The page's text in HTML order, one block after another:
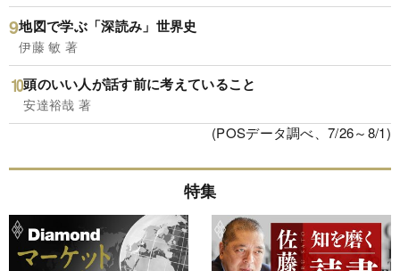
地図で学ぶ「深読み」世界史
伊藤 敏 著
頭のいい人が話す前に考えていること
安達裕哉 著
(POSデータ調べ、7/26～8/1)
特集